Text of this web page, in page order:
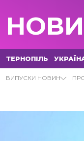
ТЕРНОПІЛЬ
ВИПУСКИ НОВИН